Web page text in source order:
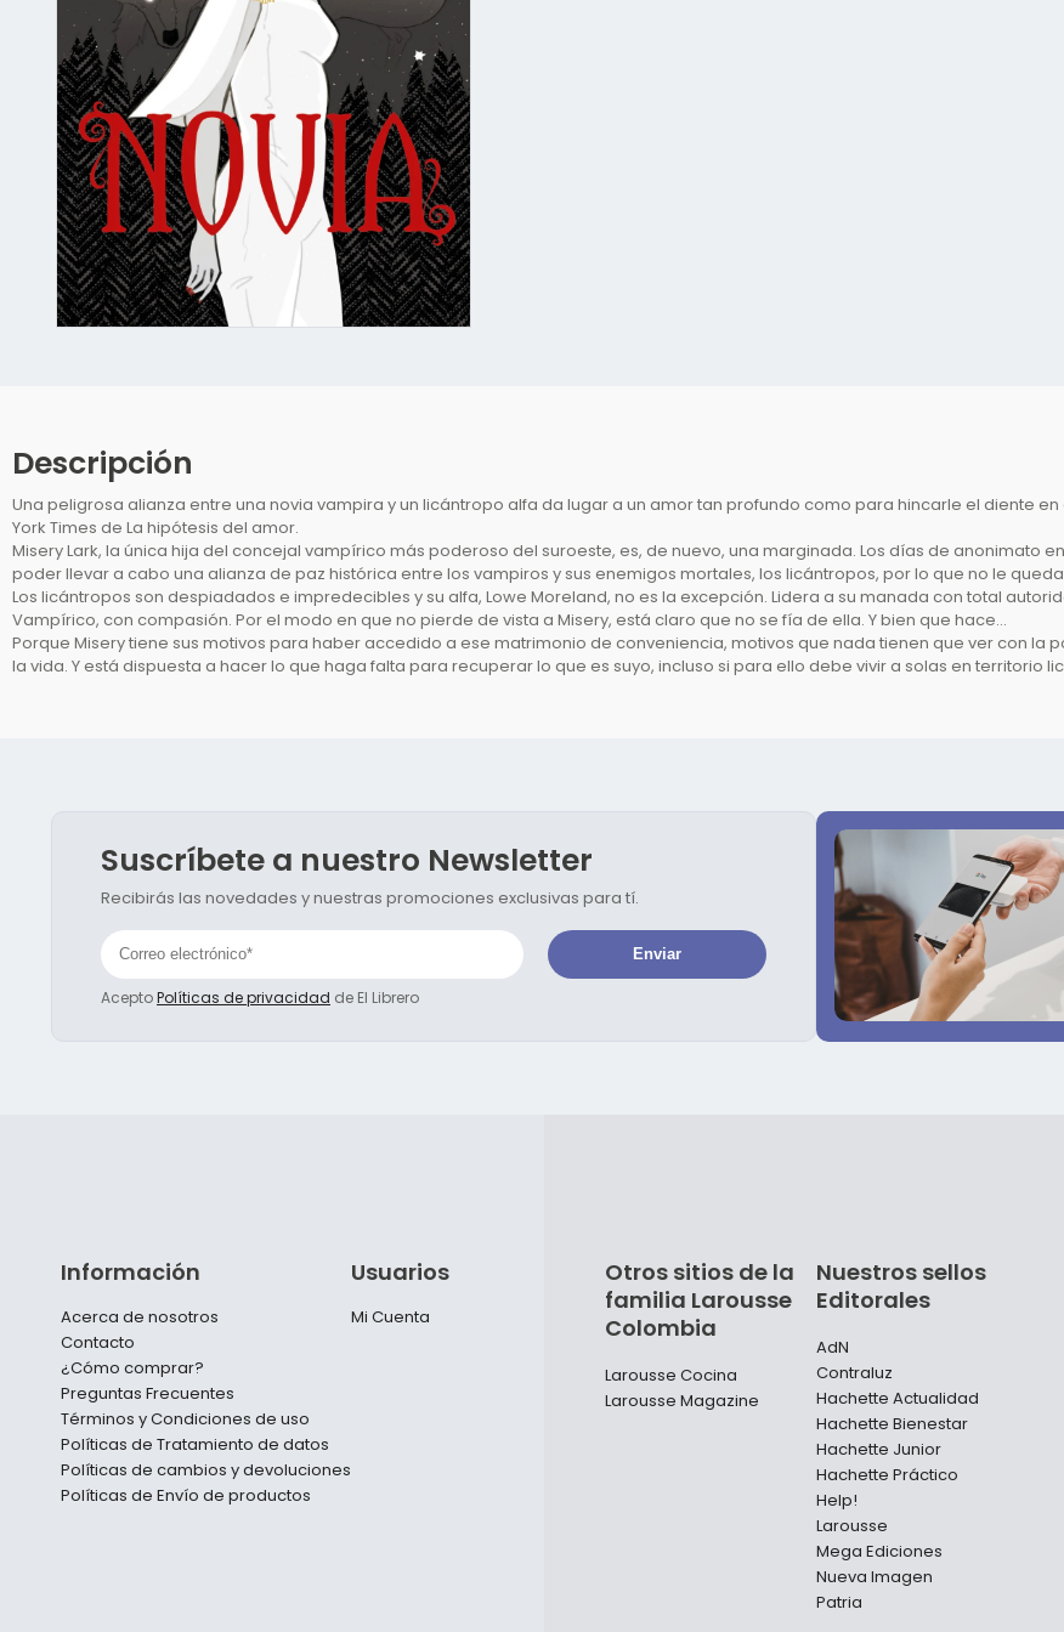
modal
Descripción
Una peligrosa alianza entre una novia vampira y un licántropo alfa da lugar a un amor tan profundo como para hincarle el diente
York Times de La hipótesis del amor.
Misery Lark, la única hija del concejal vampírico más poderoso del suroeste, es, de nuevo, una marginada. Los días de anonimato
poder llevar a cabo una alianza de paz histórica entre los vampiros y sus enemigos mortales, los licántropos, por lo que no le
Los licántropos son despiadados e impredecibles y su alfa, Lowe Moreland, no es la excepción. Lidera a su manada con total
Vampírico, con compasión. Por el modo en que no pierde de vista a Misery, está claro que no se fía de ella. Y bien que hace…
Porque Misery tiene sus motivos para haber accedido a ese matrimonio de conveniencia, motivos que nada tienen que ver con la
la vida. Y está dispuesta a hacer lo que haga falta para recuperar lo que es suyo, incluso si para ello debe vivir a solas en territorio
Suscríbete a nuestro Newsletter
Recibirás las novedades y nuestras promociones exclusivas para tí.
AceptoPolíticas de privacidad de El Librero
Información
Acerca de nosotros
Contacto
¿Cómo comprar?
Preguntas Frecuentes
Términos y Condiciones de uso
Políticas de Tratamiento de datos
Políticas de cambios y devoluciones
Políticas de Envío de productos
Usuarios
Mi Cuenta
Otros sitios de la
familia Larousse
Colombia
Larousse Cocina
Larousse Magazine
Nuestros sellos
Editorales
AdN
Contraluz
Hachette Actualidad
Hachette Bienestar
Hachette Junior
Hachette Práctico
Help!
Larousse
Mega Ediciones
Nueva Imagen
Patria